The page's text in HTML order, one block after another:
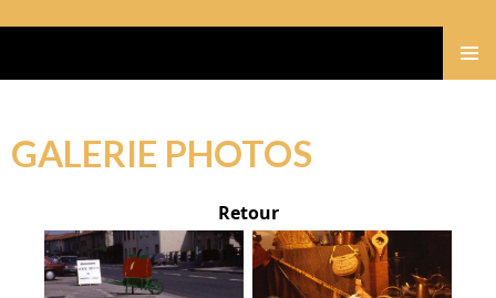
GALERIE PHOTOS
Retour